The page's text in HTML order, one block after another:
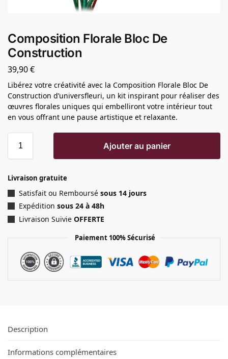
Composition Florale Bloc De
Construction
39,90€
Libérez votre créativité avec la Composition Florale Bloc De
Construction d’universfleuri, un kit inspirant pour réaliser des
œuvres florales uniques qui embelliront votre intérieur tout
en vous offrant une pause artistique et relaxante.
Ajouter au panier
Livraison gratuite
Satisfait ou Remboursé sous 14 jours
Expédition sous 24 à 48h
Livraison Suivie OFFERTE
Paiement 100% Sécurisé
Description
Informations complémentaires